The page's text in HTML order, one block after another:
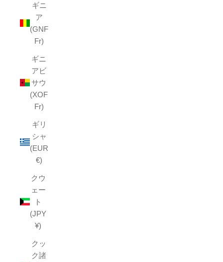
ギニ
ア
(GNF
Fr)
ギニ
アビ
サウ
(XOF
Fr)
ギリ
シャ
(EUR
€)
クウ
ェー
ト
(JPY
¥)
クッ
ク諸